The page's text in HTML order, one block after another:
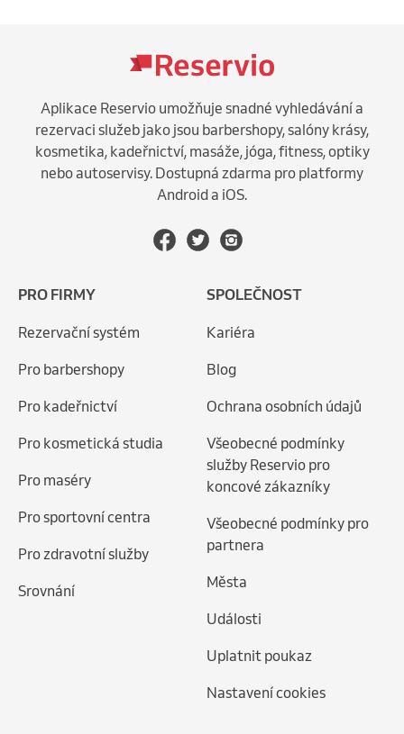
Aplikace Reservio umožňuje snadné vyhledávání a
rezervaci služeb jako jsou barbershopy, salóny krásy,
kosmetika, kadeřnictví, masáže, jóga, fitness, optiky
nebo autoservisy. Dostupná zdarma pro platformy
Android a iOS.
PRO FIRMY
Rezervační systém
Pro barbershopy
Pro kadeřnictví
Pro kosmetická studia
Pro maséry
Pro sportovní centra
Pro zdravotní služby
Srovnání
SPOLEČNOST
Kariéra
Blog
Ochrana osobních údajů
Všeobecné podmínky
služby Reservio pro
koncové zákazníky
Všeobecné podmínky pro
partnera
Města
Události
Uplatnit poukaz
Nastavení cookies